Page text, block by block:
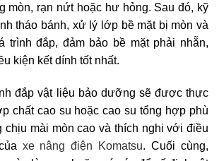
mòn, rạn nứt hoặc hư hỏng. Sau đó, kỹ
tháo bánh, xử lý lớp bề mặt bị mòn và
trình đắp, đảm bảo bề mặt phải nhẵn,
kiện kết dính tốt nhất.
đắp vật liệu bảo dưỡng sẽ được thực
chất cao su hoặc cao su tổng hợp phù
chịu mài mòn cao và thích nghi với điều
xe nâng điện Komatsu. Cuối cùng,